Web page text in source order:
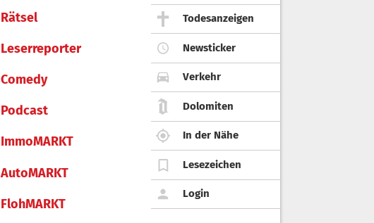
Rätsel
Leserreporter
Comedy
Podcast
ImmoMARKT
AutoMARKT
FlohMARKT
Todesanzeigen
Newsticker
Verkehr
Dolomiten
In der Nähe
Lesezeichen
Login